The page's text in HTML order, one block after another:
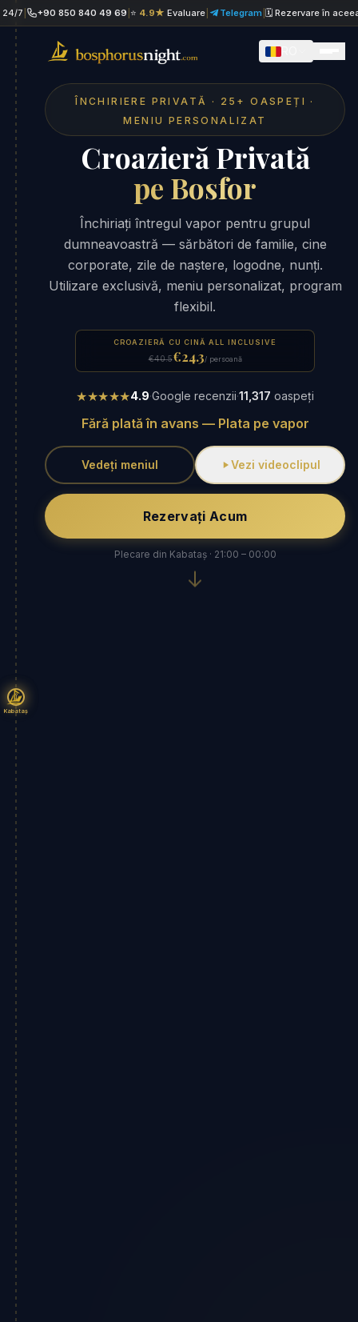
Kabataş
+90 850 840 49 69| ⭐4.9★Evaluare| Telegram|🗓 Rezervare în aceeași zi|
ÎNCHIRIERE PRIVATĂ · 25+ OASPEȚI ·
MENIU PERSONALIZAT
Croazieră Privată
pe Bosfor
Închiriați întregul vapor pentru grupul
dumneavoastră — sărbători de familie, cine
corporate, zile de naștere, logodne, nunți.
Utilizare exclusivă, meniu personalizat, program
flexibil.
CROAZIERĂ CU CINĂ ALL INCLUSIVE
€40.5€24.3/ persoană
★★★★★4.9·Google recenzii·11,317 oaspeți
Fără plată în avans — Plata pe vapor
Vedeți meniul Vezi videoclipul
Rezervați Acum
Plecare din Kabataș · 21:00 – 00:00